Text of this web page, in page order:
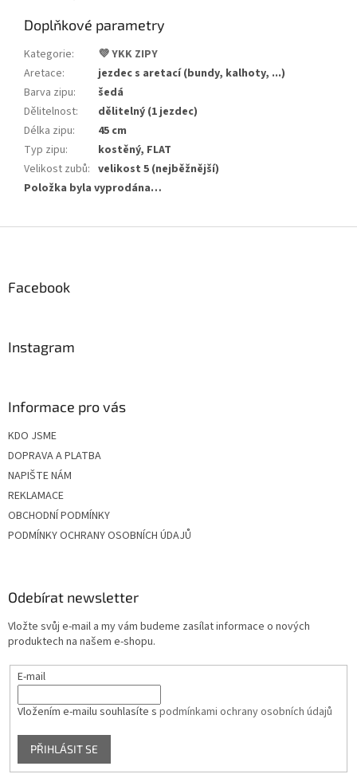
Doplňkové parametry
Kategorie:
💜 YKK ZIPY
Aretace:
jezdec s aretací (bundy, kalhoty, ...)
Barva zipu:
šedá
Dělitelnost:
dělitelný (1 jezdec)
Délka zipu:
45 cm
Typ zipu:
kostěný, FLAT
Velikost zubů: velikost 5 (nejběžnější)
Položka byla vyprodána…
Facebook
Instagram
Informace pro vás
KDO JSME
DOPRAVA A PLATBA
NAPIŠTE NÁM
REKLAMACE
OBCHODNÍ PODMÍNKY
PODMÍNKY OCHRANY OSOBNÍCH ÚDAJŮ
Odebírat newsletter
Vložte svůj e-mail a my vám budeme zasílat informace o nových
produktech na našem e-shopu.
E-mail
Vložením e-mailu souhlasíte s podmínkami ochrany osobních údajů
PŘIHLÁSIT SE